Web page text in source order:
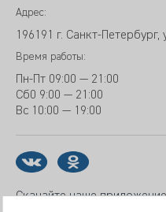
Адрес:
196191 г. Санкт-
Время работы:
Пн-Пт 09:00 — 21:00
Сб0 9:00 — 21:00
Вс 10:00 — 19:00
Скачайте наше приложение